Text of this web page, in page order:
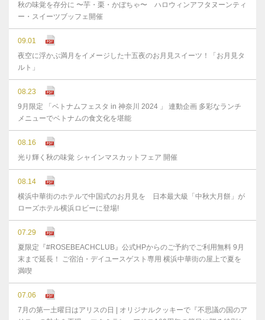
秋の味覚を存分に 〜芋・栗・かぼちゃ〜 ハロウィンアフタヌーンティ
ー・スイーツブッフェ開催
09.01
夜空に浮かぶ満月をイメージした十五夜のお月見スイーツ！「お月見タ
ルト」
08.23
9月限定 「ベトナムフェスタ in 神奈川 2024 」 連動企画 多彩なランチ
メニューでベトナムの食文化を堪能
08.16
光り輝く秋の味覚 シャインマスカットフェア 開催
08.14
横浜中華街のホテルで中国式のお月見を 日本最大級「中秋大月餅」が
ローズホテル横浜ロビーに登場!
07.29
夏限定『#ROSEBEACHCLUB』公式HPからのご予約でご利用無料 9月
末まで延⻑！ ご宿泊・デイユースゲスト専用 横浜中華街の屋上で夏を
満喫
07.06
7月の第一土曜日はアリスの日 | オリジナルクッキーで『不思議の国のア